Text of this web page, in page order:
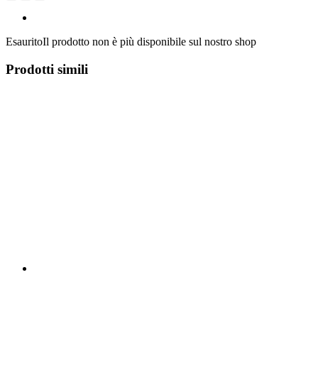
EsauritoIl prodotto non è più disponibile sul nostro shop
Prodotti simili